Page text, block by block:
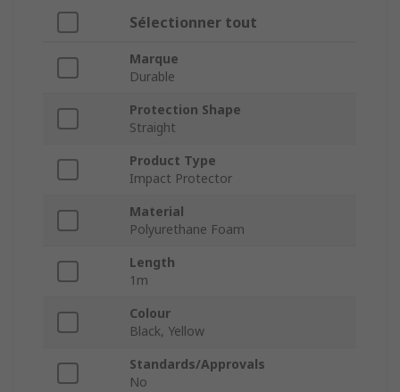
Sélectionner tout
Marque
Durable
Protection Shape
Straight
Product Type
Impact Protector
Material
Polyurethane Foam
Length
1m
Colour
Black, Yellow
Standards/Approvals
No